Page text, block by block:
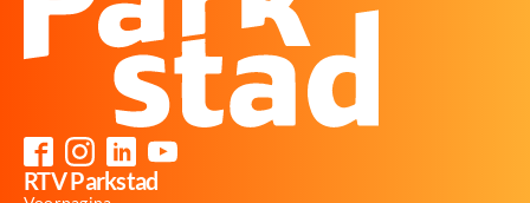
RTV Parkstad